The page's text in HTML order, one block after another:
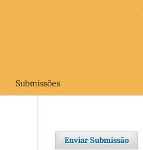
Submissões
Enviar Submissão